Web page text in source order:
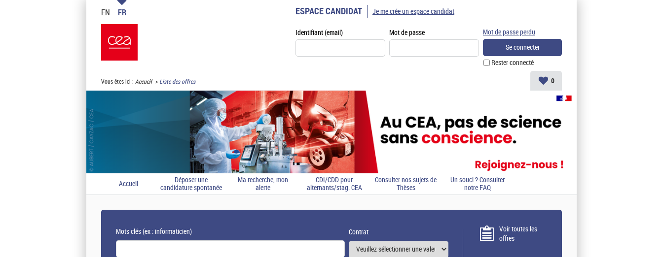
EN FR ESPACE CANDIDAT
Identifiant (email) Mot de passe
Rester connecté
Mot de passe perdu
Je me crée un espace candidat
Vous êtes ici : Accueil Liste des offres 0
Accueil
Déposer une
candidature spontanée
Ma recherche, mon
alerte
CDI/CDD pour
alternants/stag. CEA
Consulter nos sujets de
Thèses
Un souci ? Consulter
notre FAQ
Mots clés(ex : informaticien) Contrat
Voir toutes les
offres